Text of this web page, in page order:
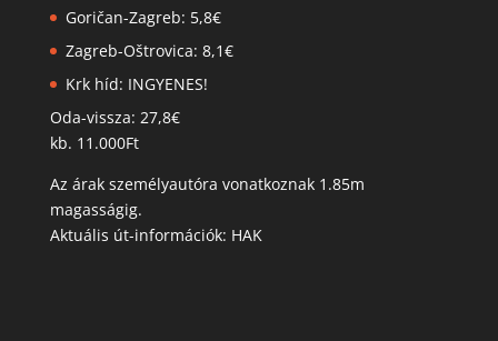
Goričan-Zagreb: 5,8€
Zagreb-Oštrovica: 8,1€
Krk híd: INGYENES!
Oda-vissza: 27,8€
kb. 11.000Ft
Az árak személyautóra vonatkoznak 1.85m
magasságig.
Aktuális út-információk: HAK